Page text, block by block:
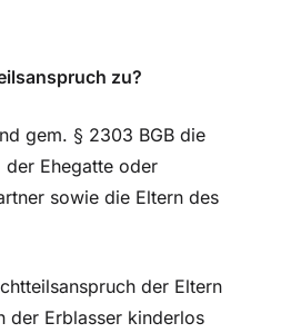
zu?
gem. § 2303 BGB die
der Ehegatte oder
sowie die Eltern des
der Eltern
der Erblasser kinderlos